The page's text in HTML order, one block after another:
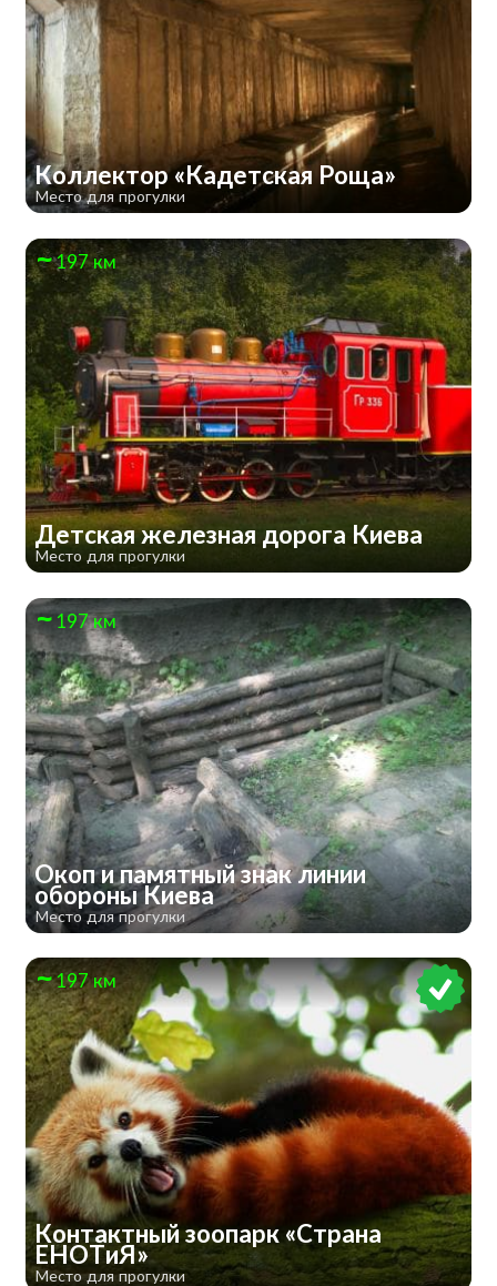
Коллектор «Кадетская Роща»
Место для прогулки
197 км
Детская железная дорога Киева
Место для прогулки
197 км
Окоп и памятный знак линии
обороны Киева
Место для прогулки
197 км
Контактный зоопарк «Страна
ЕНОТиЯ»
Место для прогулки